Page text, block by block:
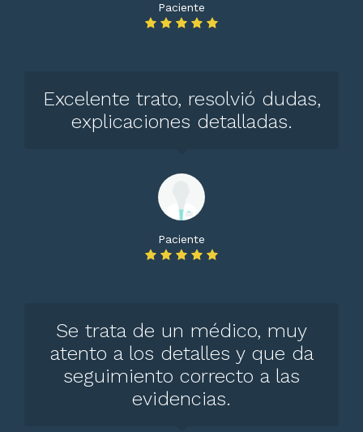
Paciente
Excelente trato, resolvió dudas,
explicaciones detalladas.
Paciente
Se trata de un médico, muy
atento a los detalles y que da
seguimiento correcto a las
evidencias.